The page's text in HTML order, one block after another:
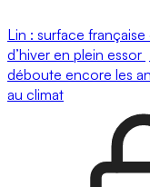
Lin : surface
d’hiver en plein essor
déboute encore les
au climat